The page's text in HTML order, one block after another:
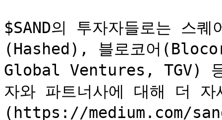
$SAND의 투자자들로는 스
(Hashed), 블로코어
Global Ventures, TGV)
자와 파트너사에 대해 더
(https://medium.com/